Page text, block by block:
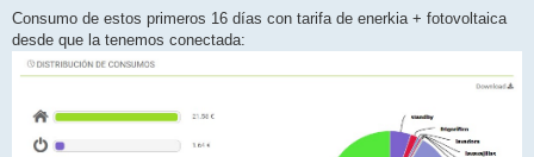
Consumo de estos primeros 16 días con tarifa de enerkia + fotovoltaica
desde que la tenemos conectada: